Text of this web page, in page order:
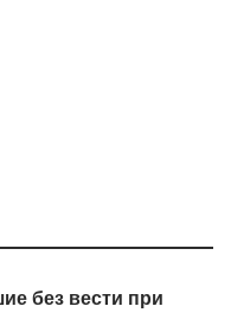
без вести при